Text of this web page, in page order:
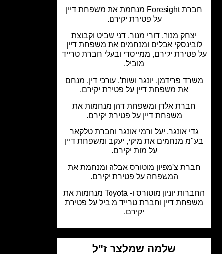
חברת Foresight מנחמת את משפחת דיין
על פטירת יקירם.
מנור, דורי מנור, דני שביט וקבוצת
אבלים ומנחמים את משפחת דיין
יקירם, ממייסדי ובעלי חברת טרייד
פרידמן, יונגר ושות', עורכי דין, מנחם
את משפחת דיין על פטירת יקירם.
חברת אלדן ומשפחת דהן מנחמות את
משפחת דיין על פטירת יקירם.
אונגר, יעל ורמי אונגר וחברת טלקאר
מנחמים את מיקי, יעקב ומשפחת דיין
על מות יקירם.
צ'מפיון מוטורס אבלה ומנחמת את
המשפחה על פטירת יקירם.
החברות יוניון מוטורס ו- Toyota מנחמות את
דיין וחברת טרייד מוביל על פטירת
שלמה שמלצר ז"ל